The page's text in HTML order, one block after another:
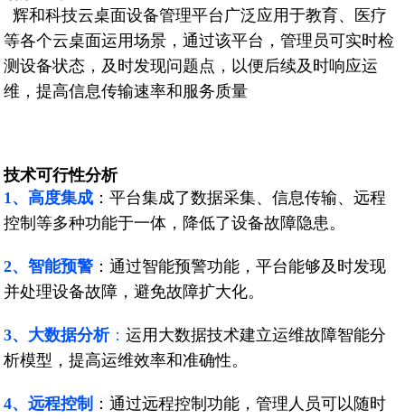
辉和科技云桌面设备管理平台广泛应用于教育、医疗
等各个云桌面运用场景，通过该平台，管理员可实时检
测设备状态，及时发现问题点，以便后续及时响应运
维，提高信息传输速率和服务质量
技术可行性分析
1、高度集成 ：平台集成了数据采集、信息传输、远程
控制等多种功能于一体，降低了设备故障隐患。
2、智能预警 ：通过智能预警功能，平台能够及时发现
并处理设备故障，避免故障扩大化。
3、大数据分析 ：运用大数据技术建立运维故障智能分
析模型，提高运维效率和准确性。
4、远程控制 ：通过远程控制功能，管理人员可以随时